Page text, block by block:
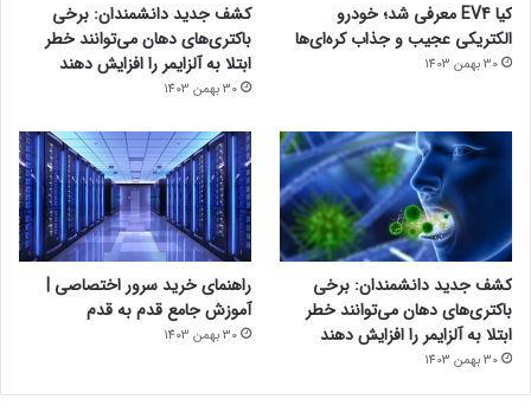
کیا EV4 معرفی شد؛ خودرو
الکتریکی عجیب و جذاب کره‌ای‌ها
30 بهمن 1403
کشف جدید دانشمندان: برخی
باکتری‌های دهان می‌توانند خطر
ابتلا به آلزایمر را افزایش دهند
30 بهمن 1403
کشف جدید دانشمندان: برخی
باکتری‌های دهان می‌توانند خطر
ابتلا به آلزایمر را افزایش دهند
30 بهمن 1403
راهنمای خرید سرور اختصاصی |
آموزش جامع قدم به قدم
30 بهمن 1403